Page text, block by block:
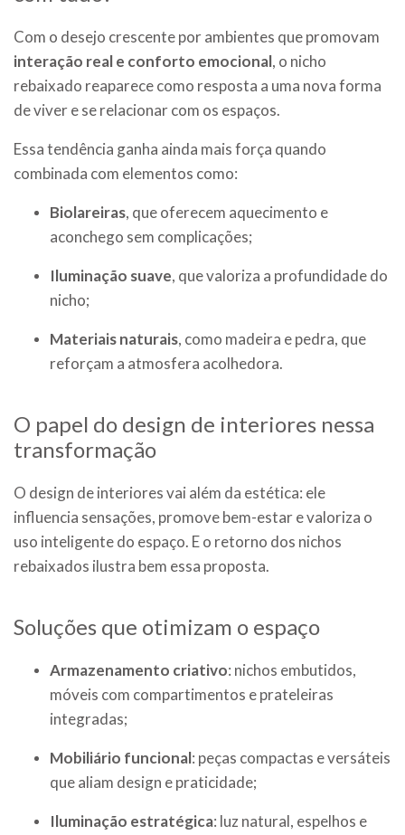
Com o desejo crescente por ambientes que promovam
interação real e conforto emocional, o nicho
rebaixado reaparece como resposta a uma nova forma
de viver e se relacionar com os espaços.
Essa tendência ganha ainda mais força quando
combinada com elementos como:
Biolareiras, que oferecem aquecimento e
aconchego sem complicações;
Iluminação suave, que valoriza a profundidade do
nicho;
Materiais naturais, como madeira e pedra, que
reforçam a atmosfera acolhedora.
O papel do design de interiores nessa
transformação
O design de interiores vai além da estética: ele
influencia sensações, promove bem-estar e valoriza o
uso inteligente do espaço. E o retorno dos nichos
rebaixados ilustra bem essa proposta.
Soluções que otimizam o espaço
Armazenamento criativo: nichos embutidos,
móveis com compartimentos e prateleiras
integradas;
Mobiliário funcional: peças compactas e versáteis
que aliam design e praticidade;
Iluminação estratégica: luz natural, espelhos e